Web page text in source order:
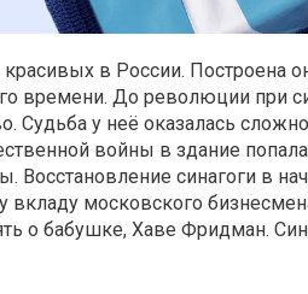
красивых в России. Построена
времени. До революции при
Судьба у неё оказалась
войны в здание попала
Восстановление синагоги в
вкладу московского
о бабушке, Хаве Фридман.